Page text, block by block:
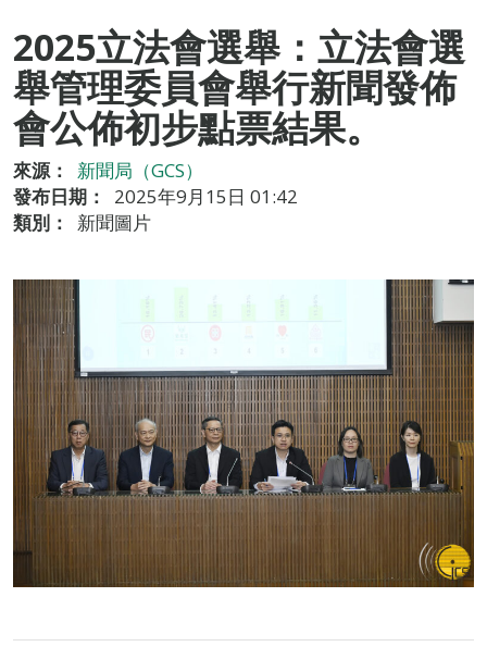
2025立法會選舉：立法會選
舉管理委員會舉行新聞發佈
會公佈初步點票結果。
來源：
新聞局（GCS）
發布日期：
2025年9月15日 01:42
類別：
新聞圖片